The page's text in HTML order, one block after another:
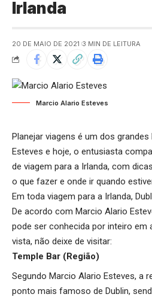
Irlanda
20 DE MAIO DE 2021 3 MIN DE LEITURA
Marcio Alario Esteves
Planejar viagens é um dos
Esteves e hoje, o entusiasta
de viagem para a Irlanda, com
o que fazer e onde ir quando
Em toda viagem para a Irlanda,
De acordo com Marcio Alario
pode ser conhecida por inteiro em
vista, não deixe de visitar:
Temple Bar (Região)
Segundo Marcio Alario Esteves, a
ponto mais famoso de Dublin,